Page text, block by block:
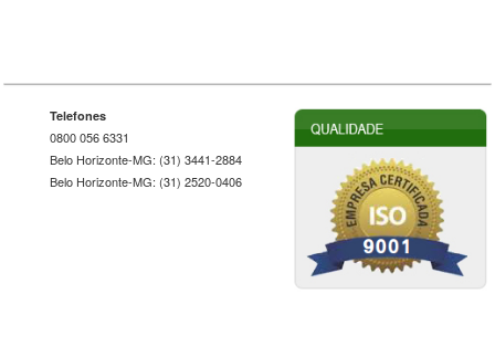
Telefones
0800 056 6331
Belo Horizonte-MG: (31) 3441-2884
Belo Horizonte-MG: (31) 2520-0406